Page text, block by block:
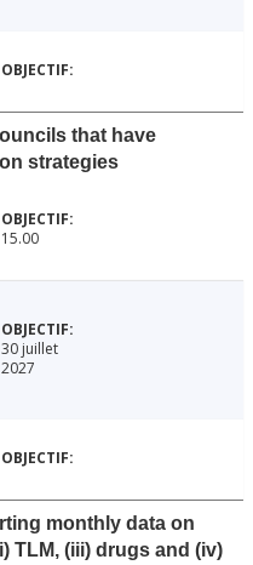
that have
strategies
15.00
30 juillet
2027
monthly data on
TLM, (iii) drugs and (iv)